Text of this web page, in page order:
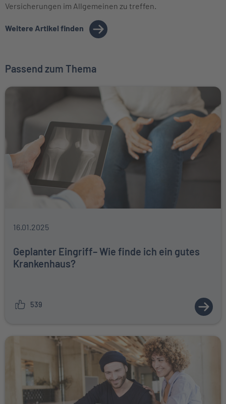
Versicherungen im Allgemeinen zu treffen.
Weitere Artikel finden
Passend zum Thema
16.01.2025
Geplanter Eingriff– Wie finde ich ein gutes
Krankenhaus?
539
ZUM